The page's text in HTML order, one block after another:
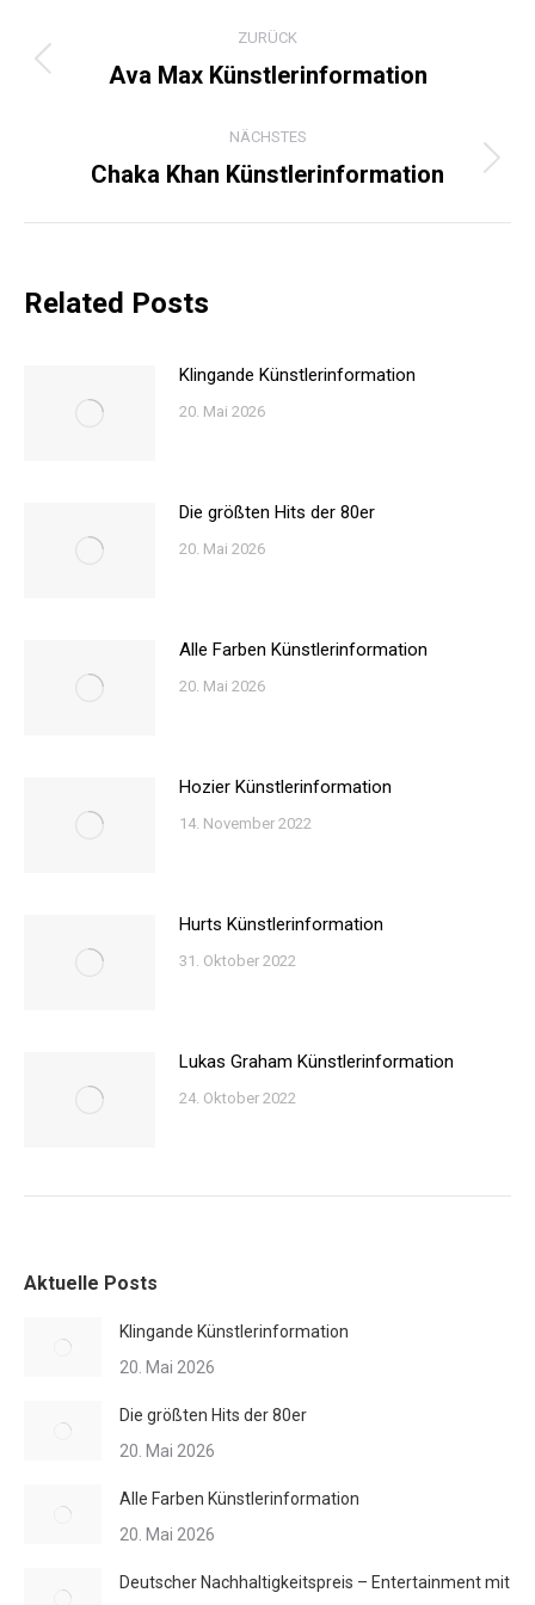
ZURÜCK
Vorheriger
Ava Max Künstlerinformation
NÄCHSTES
Nächster
Chaka Khan Künstlerinformation
Related Posts
Klingande Künstlerinformation
20. Mai 2026
Die größten Hits der 80er
20. Mai 2026
Alle Farben Künstlerinformation
20. Mai 2026
Hozier Künstlerinformation
14. November 2022
Hurts Künstlerinformation
31. Oktober 2022
Lukas Graham Künstlerinformation
24. Oktober 2022
Aktuelle Posts
Klingande Künstlerinformation
20. Mai 2026
Die größten Hits der 80er
20. Mai 2026
Alle Farben Künstlerinformation
20. Mai 2026
Deutscher Nachhaltigkeitspreis – Entertainment mit